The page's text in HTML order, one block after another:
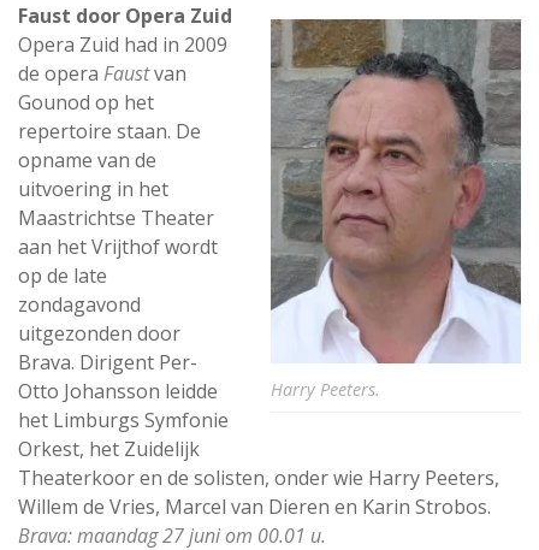
Harry Peeters.
Faust door Opera Zuid
Opera Zuid had in 2009
de opera Faustvan
Gounod op het
repertoire staan. De
opname van de
uitvoering in het
Maastrichtse Theater
aan het Vrijthof wordt
op de late
zondagavond
uitgezonden door
Brava. Dirigent Per-
Otto Johansson leidde
het Limburgs Symfonie
Orkest, het Zuidelijk
Theaterkoor en de solisten, onder wie Harry Peeters,
Willem de Vries, Marcel van Dieren en Karin Strobos.
Brava: maandag 27 juni om 00.01 u.